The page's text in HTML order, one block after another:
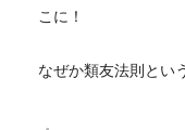
こに！
なぜか類友法則とい